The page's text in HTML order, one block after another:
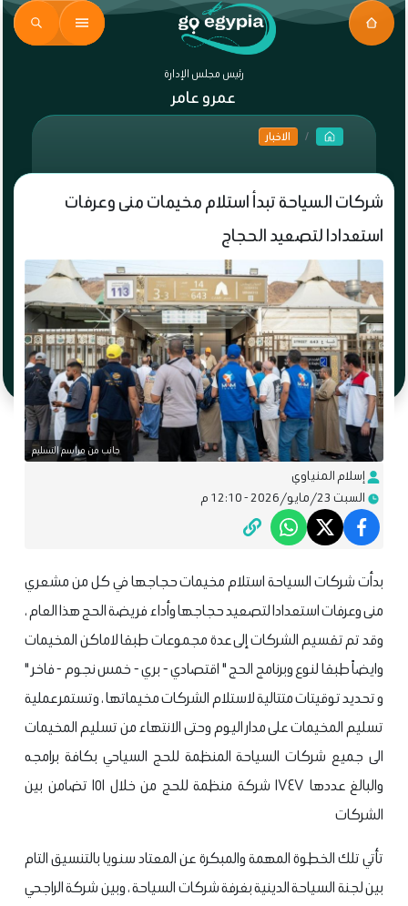
رئيس مجلس الإدارة
عمرو عامر
الاخبار
شركات السياحة تبدأ استلام مخيمات منى وعرفات
استعدادا لتصعيد الحجاج
جانب من مراسم التسليم
إسلام المنياوي
السبت 23/مايو/2026 - 12:10 م
بدأت شركات السياحة استلام مخيمات حجاجها في كل من مشعري
منى وعرفات استعدادا لتصعيد حجاجها وأداء فريضة الحج هذا العام ،
وقد تم تقسيم الشركات إلى عدة مجموعات طبقا لاماكن المخيمات
وايضاً طبقا لنوع وبرنامج الحج " اقتصادي - بري - خمس نجوم - فاخر "
و تحديد توقيتات متتالية لاستلام الشركات مخيماتها ، وتستمر عملية
تسليم المخيمات على مدار اليوم وحتى الانتهاء من تسليم المخيمات
الى جميع شركات السياحة المنظمة للحج السياحي بكافة برامجه
والبالغ عددها ١٧٤٧ شركة منظمة للحج من خلال ١٥١ تضامن بين
الشركات
تأتي تلك الخطوة المهمة والمبكرة عن المعتاد سنويا بالتنسيق التام
بين لجنة السياحة الدينية بغرفة شركات السياحة ، وبين شركة الراجحي